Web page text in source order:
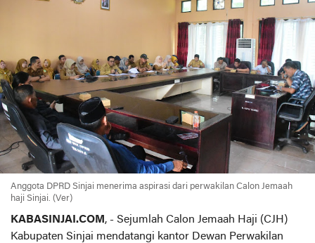
Anggota DPRD Sinjai menerima aspirasi dari perwakilan Calon Jemaah
haji Sinjai. (Ver)
KABASINJAI.COM , - Sejumlah Calon Jemaah Haji (CJH)
Kabupaten Sinjai mendatangi kantor Dewan Perwakilan